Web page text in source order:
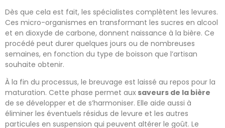
Dès que cela est fait, les spécialistes complètent les levures.
Ces micro-organismes en transformant les sucres en alcool
et en dioxyde de carbone, donnent naissance à la bière. Ce
procédé peut durer quelques jours ou de nombreuses
semaines, en fonction du type de boisson que l’artisan
souhaite obtenir.
À la fin du processus, le breuvage est laissé au repos pour la
maturation. Cette phase permet aux saveurs de la bière
de se développer et de s’harmoniser. Elle aide aussi à
éliminer les éventuels résidus de levure et les autres
particules en suspension qui peuvent altérer le goût. Le